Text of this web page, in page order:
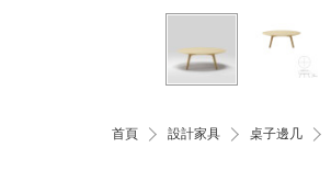
首頁 設計家具 桌子邊几